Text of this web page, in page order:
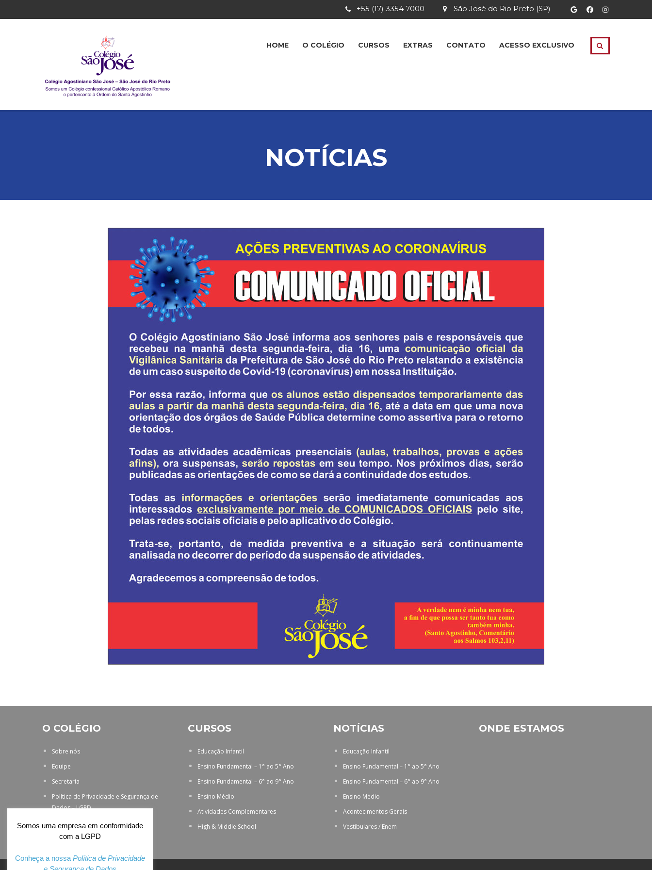
São José do Rio Preto (SP)
+55 (17) 3354 7000
HOME O COLÉGIO CURSOS EXTRAS CONTATO ACESSO EXCLUSIVO
NOTÍCIAS
O COLÉGIO
Sobre nós
Equipe
Secretaria
Política de Privacidade e Segurança de
Dados – LGPD
CURSOS
Educação Infantil
Ensino Fundamental – 1° ao 5° Ano
Ensino Fundamental – 6° ao 9° Ano
Ensino Médio
Atividades Complementares
High & Middle School
NOTÍCIAS
Educação Infantil
Ensino Fundamental – 1° ao 5° Ano
Ensino Fundamental – 6° ao 9° Ano
Ensino Médio
Acontecimentos Gerais
Vestibulares / Enem
ONDE ESTAMOS
Somos uma empresa em conformidade
com a LGPD
Conheça a nossa Política de Privacidade